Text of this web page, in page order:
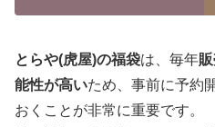
とらや(虎屋)の福袋は、毎年
能性が高いため、事前に予約
おくことが非常に重要です。